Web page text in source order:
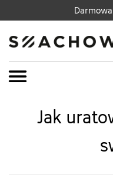
Jak